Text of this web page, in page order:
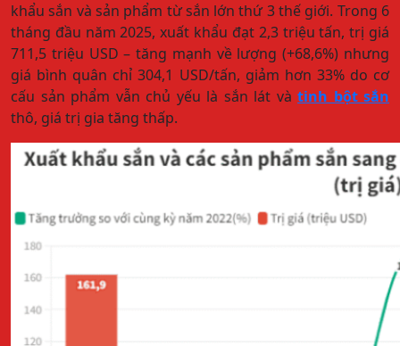
khẩu sắn và sản phẩm từ sắn lớn thứ 3 thế giới. Trong 6
tháng đầu năm 2025, xuất khẩu đạt 2,3 triệu tấn, trị giá
711,5 triệu USD – tăng mạnh về lượng (+68,6%) nhưng
giá bình quân chỉ 304,1 USD/tấn, giảm hơn 33% do cơ
cấu sản phẩm vẫn chủ yếu là sắn lát và tinh bột sắn
thô, giá trị gia tăng thấp.